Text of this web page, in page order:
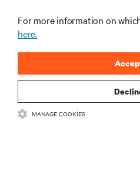
KURUMSAL
BIZIMLE ILETIŞIME GEÇIN
For more information on
here.
MANAGE COOKIES